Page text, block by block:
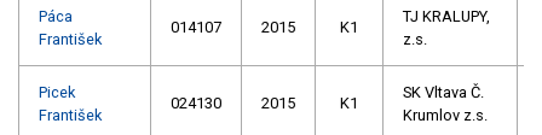
Páca
František
014107 2015 K1
TJ KRALUPY,
z.s.
Picek
František
024130 2015 K1
SK Vltava Č.
Krumlov z.s.